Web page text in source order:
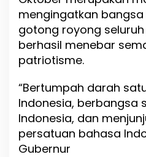
a
j
u
k
N
e
g
e
r
i
mengingatkan
gotong royong
berhasil menebar
patriotisme.
“Bertumpah darah
Indonesia, berbangsa
Indonesia, dan
persatuan bahasa
Gubernur